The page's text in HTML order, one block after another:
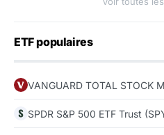
ETF populaires
VANGUARD TOTAL STOCK
SPDR S&P 500 ETF Trust